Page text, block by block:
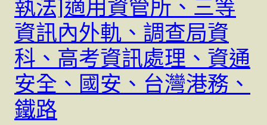
執法]適用資管所、三等
資訊內外軌、調查局資
科、高考資訊處理、資通
安全、國安、台灣港務、
鐵路